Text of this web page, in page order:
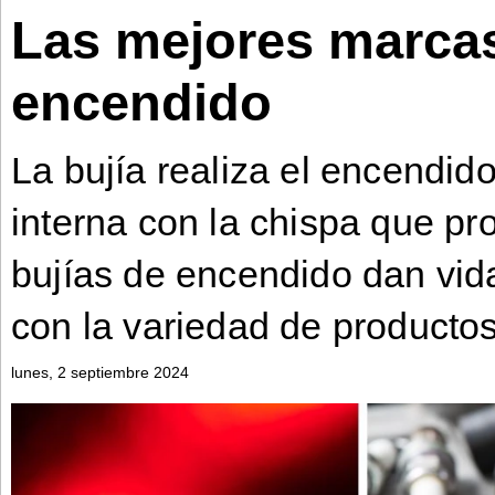
on
Social
Bontena
on
2025
Las mejores
encendido
La bujía realiza el
interna con la chispa que
bujías de encendido dan
con la variedad de
lunes, 2 septiembre 2024